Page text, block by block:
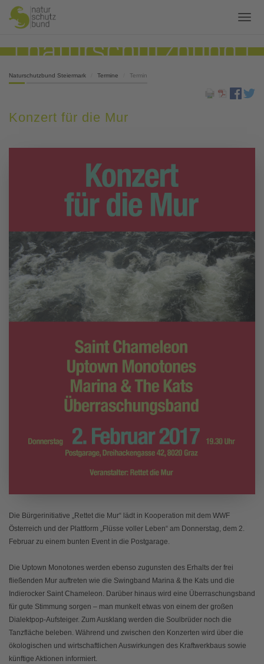
Naturschutzbund Steiermark Termine Termin
Konzert für die Mur
Die Bürgerinitiative „Rettet die Mur“ lädt in Kooperation mit dem WWF
Österreich und der Plattform „Flüsse voller Leben“ am Donnerstag, dem 2.
Februar zu einem bunten Event in die Postgarage.
Die Uptown Monotones werden ebenso zugunsten des Erhalts der frei
fließenden Mur auftreten wie die Swingband Marina & the Kats und die
Indierocker Saint Chameleon. Darüber hinaus wird eine Überraschungsband
für gute Stimmung sorgen – man munkelt etwas von einem der großen
Dialektpop-Aufsteiger. Zum Ausklang werden die Soulbrüder noch die
Tanzfläche beleben. Während und zwischen den Konzerten wird über die
ökologischen und wirtschaftlichen Auswirkungen des Kraftwerkbaus sowie
künftige Aktionen informiert.